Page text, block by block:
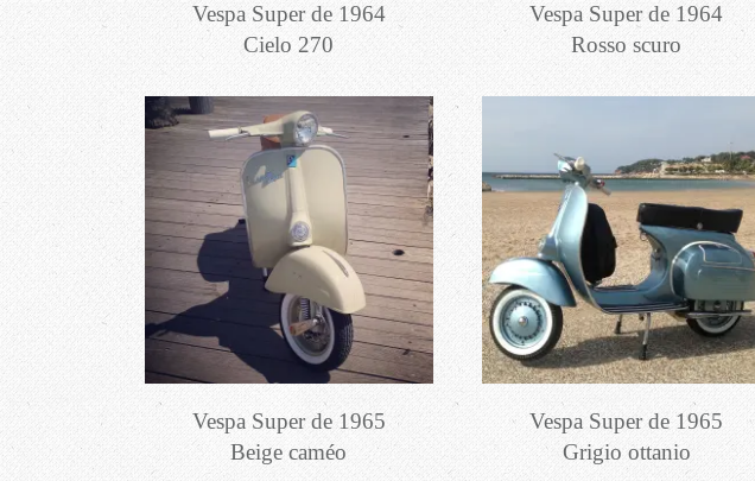
Vespa Super de 1964
Cielo 270
Vespa Super de 1964
Rosso scuro
Vespa Super de 1965
Beige caméo
Vespa Super de 1965
Grigio ottanio